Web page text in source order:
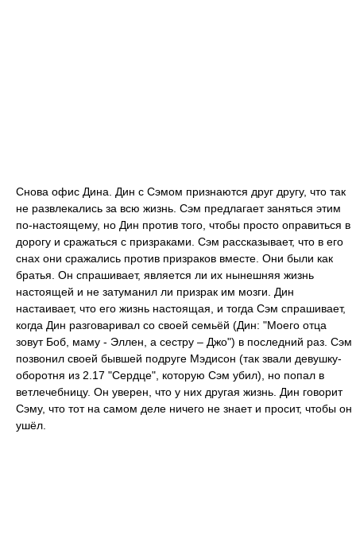
Снова офис Дина. Дин с Сэмом признаются друг другу, что так
не развлекались за всю жизнь. Сэм предлагает заняться этим
по-настоящему, но Дин против того, чтобы просто оправиться в
дорогу и сражаться с призраками. Сэм рассказывает, что в его
снах они сражались против призраков вместе. Они были как
братья. Он спрашивает, является ли их нынешняя жизнь
настоящей и не затуманил ли призрак им мозги. Дин
настаивает, что его жизнь настоящая, и тогда Сэм спрашивает,
когда Дин разговаривал со своей семьёй (Дин: "Моего отца
зовут Боб, маму - Эллен, а сестру – Джо") в последний раз. Сэм
позвонил своей бывшей подруге Мэдисон (так звали девушку-
оборотня из 2.17 "Сердце", которую Сэм убил), но попал в
ветлечебницу. Он уверен, что у них другая жизнь. Дин говорит
Сэму, что тот на самом деле ничего не знает и просит, чтобы он
ушёл.